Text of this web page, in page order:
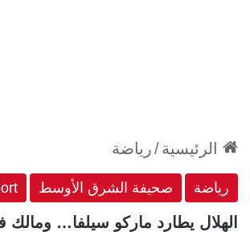
الرئيسية/رياضة
رياضة صحيفة الشرق الأوسط
الهلال يطارد ماركو سيلفا… ومالك